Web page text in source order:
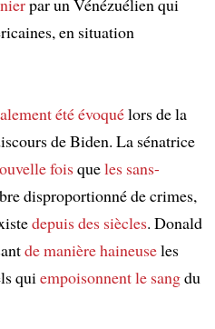
en situation
été évoquélors de la
de Biden. La sénatrice
foisqueles sans-
disproportionné de crimes,
depuis des siècles. Donald
de manière haineuseles
qui empoisonnentle sangdu